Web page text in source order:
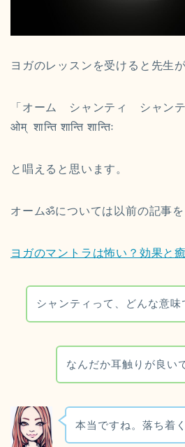
ヨガのレッスンを受けると先生
「オーム シャンティ シャン
ओम् शान्ति शान्ति शान्तिः
と唱えると思います。
オームॐについては以前の記事を
ヨガのマントラは怖い？効果と
シャンティって、どんな意味
なんだか耳触りが良い
本当ですね。落ち着